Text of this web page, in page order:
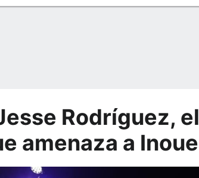
Rodríguez, el
amenaza a Inoue